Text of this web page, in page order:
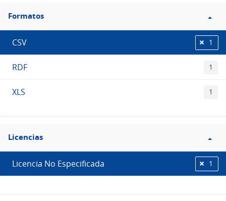
Filtro
Formatos
Formatos
CSV 1
RDF 1
XLS 1
Filtro
Licencias
Licencias
Licencia No Especificada 1